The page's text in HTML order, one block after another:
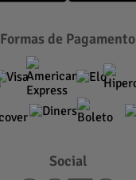
Formas de Pagamento
Social